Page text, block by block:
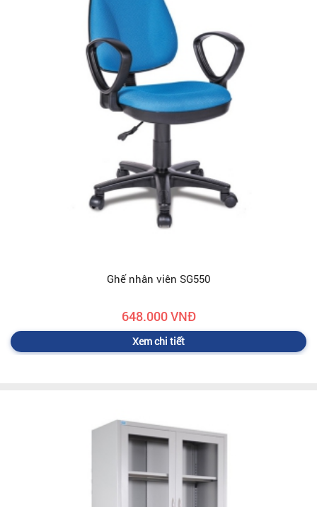
Ghế nhân viên SG550
648.000 VNĐ
Xem chi tiết